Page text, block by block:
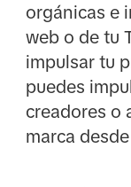
orgánicas e
web o de tu
impulsar tu
puedes
creadores o
marca